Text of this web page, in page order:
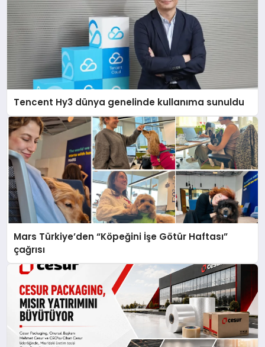
Tencent Hy3 dünya genelinde kullanıma sunuldu
Mars Türkiye’den “Köpeğini İşe Götür Haftası”
çağrısı